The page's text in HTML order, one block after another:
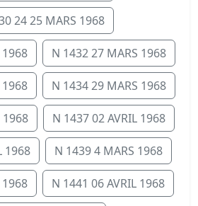
24 25 MARS 1968
N 1432 27 MARS 1968
N 1434 29 MARS 1968
1968 N 1437 02 AVRIL 1968
1968 N 1439 4 MARS 1968
1968 N 1441 06 AVRIL 1968